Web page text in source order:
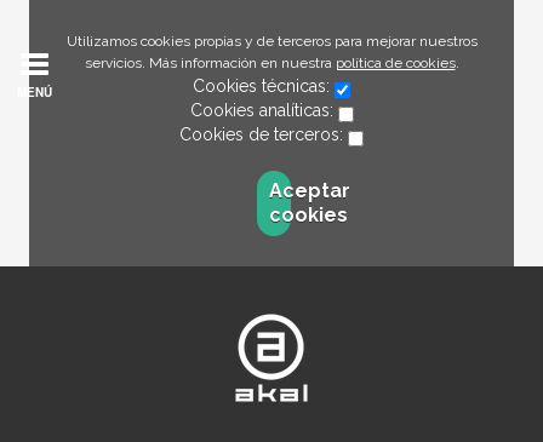
Utilizamos cookies propias y de terceros para mejorar nuestros
servicios. Más información en nuestra política de cookies.
Cookies técnicas:
Cookies analíticas:
Cookies de terceros:
Aceptar
cookies
MENÚ